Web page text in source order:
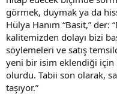
görmek, duymak ya da
Hülya Hanım “Basit,”
kalitemizden dolayı bizi
söylemeleri ve satış
yeni bir isim eklendiği için
olurdu. Tabii son olarak,
taşıyor.”